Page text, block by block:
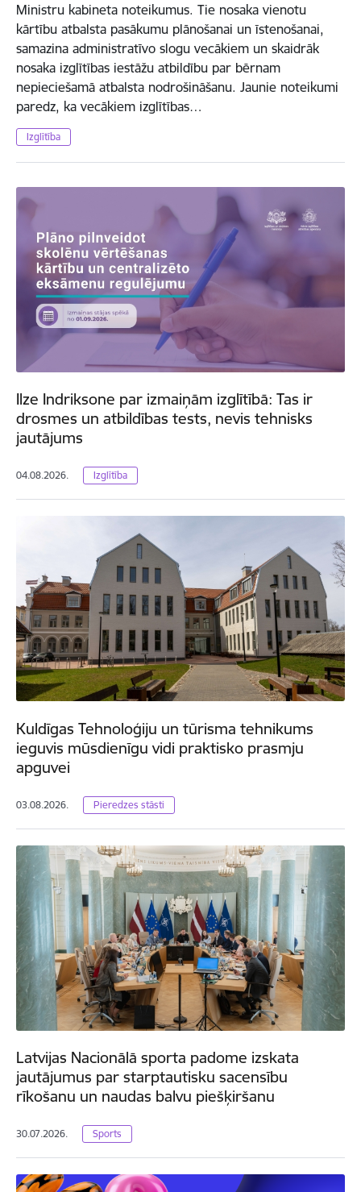
Ministru kabineta noteikumus. Tie nosaka vienotu
kārtību atbalsta pasākumu plānošanai un īstenošanai,
samazina administratīvo slogu vecākiem un skaidrāk
nosaka izglītības iestāžu atbildību par bērnam
nepieciešamā atbalsta nodrošināšanu. Jaunie noteikumi
paredz, ka vecākiem izglītības…
Izglītība
Ilze Indriksone par izmaiņām izglītībā: Tas ir
drosmes un atbildības tests, nevis tehnisks
jautājums
04.08.2026. Izglītība
Kuldīgas Tehnoloģiju un tūrisma tehnikums
ieguvis mūsdienīgu vidi praktisko prasmju
apguvei
03.08.2026. Pieredzes stāsti
Latvijas Nacionālā sporta padome izskata
jautājumus par starptautisku sacensību
rīkošanu un naudas balvu piešķiršanu
30.07.2026. Sports